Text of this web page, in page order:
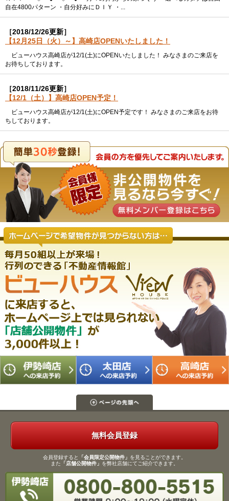
自在4800パターン ・自分好みにＤＩＹ ・...
［2018/12/26更新］
【12月25日（火）～】高崎店OPENいたしました！
ビューハウス高崎店が12/1(土)にOPENいたしました！ みなさまのご来店を
お待ちしております。
［2018/11/26更新］
【12/1（土）】高崎店OPEN予定！
ビューハウス高崎店が12/1(土)にOPEN予定です！ みなさまのご来店をお待
ちしております。
無料会員登録
会員登録すると 「会員限定公開物件」 を見ることができます。
また 「店舗公開物件」 を弊社店舗にてご紹介できます。